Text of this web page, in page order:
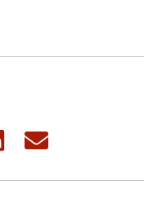
Share